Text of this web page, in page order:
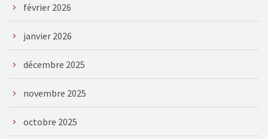
février 2026
janvier 2026
décembre 2025
novembre 2025
octobre 2025